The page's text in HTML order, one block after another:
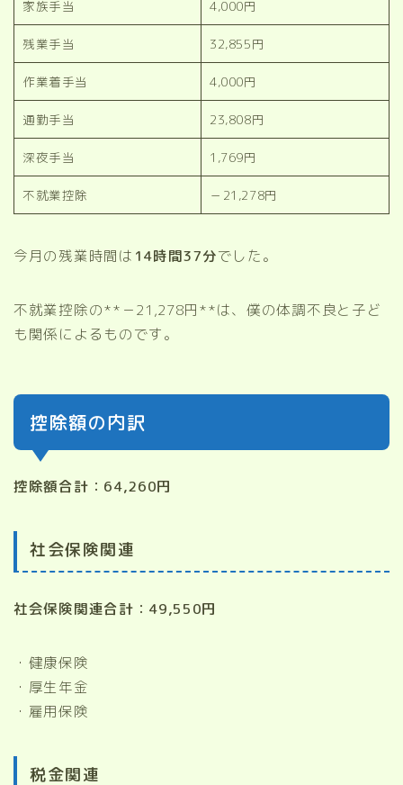
家族手当 4,000円
残業手当 32,855円
作業着手当 4,000円
通勤手当 23,808円
深夜手当 1,769円
不就業控除 －21,278円
今月の残業時間は 14時間37分でした。
不就業控除の**－21,278円**は、僕の体調不良と子ど
も関係によるものです。
控除額の内訳
控除額合計：64,260円
社会保険関連
社会保険関連合計：49,550円
・健康保険
・厚生年金
・雇用保険
税金関連